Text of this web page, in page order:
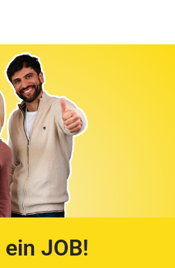
ein JOB!